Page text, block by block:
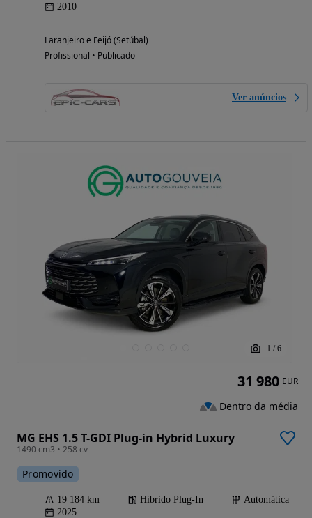
2010
Laranjeiro e Feijó (Setúbal)
Profissional • Publicado
Ver anúncios
1 / 6
MG EHS 1.5 T-GDI Plug-in Hybrid Luxury
1490 cm3 • 258 cv
Promovido
19 184 km Híbrido Plug-In
Automática
2025
31 980 EUR
Dentro da média